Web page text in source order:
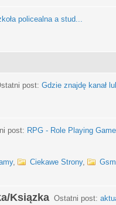
policealna a stud...
post: Gdzie znajdę kanał
post: RPG - Role Playing
, Ciekawe Strony,
Gsm
Ksiązka Ostatni post: